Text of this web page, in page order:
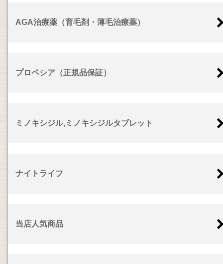
AGA治療薬（育毛剤・薄毛治療薬）
プロペシア（正規品保証）
ミノキシジル,ミノキシジルタブレット
ナイトライフ
当店人気商品